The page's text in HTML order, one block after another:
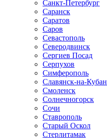
Санкт-Петербург
Саранск
Саратов
Саров
Севастополь
Северодвинск
Сергиев Посад
Серпухов
Симферополь
Славянск-на-
Смоленск
Солнечногорск
Сочи
Ставрополь
Старый Оскол
Стерлитамак